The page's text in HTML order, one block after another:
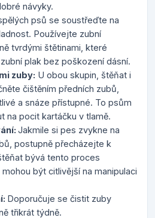
návyky.
psů se soustřeďte na
Používejte zubní
tvrdými štětinami, které
plak bez poškození dásní.
zuby: U obou skupin, štěňat i
čištěním předních zubů,
a snáze přístupné. To psům
na pocit kartáčku v tlamě.
Jakmile si pes zvykne na
postupně přecházejte k
bývá tento proces
být citlivější na manipulaci
Doporučuje se čistit zuby
třikrát týdně.